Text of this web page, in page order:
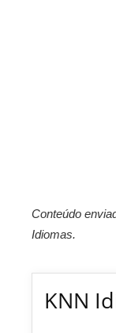
Conteúdo
Idiomas.
KNN